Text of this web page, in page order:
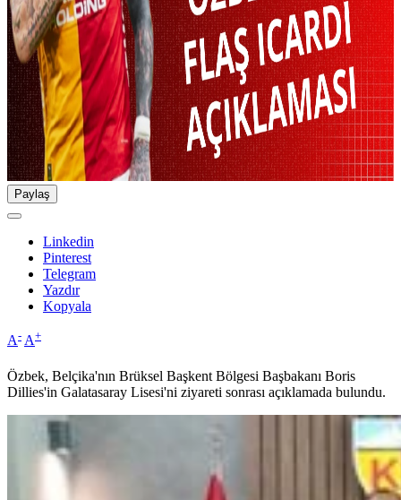
Paylaş
Linkedin
Pinterest
Telegram
Yazdır
Kopyala
A- A+
Özbek, Belçika'nın Brüksel Başkent Bölgesi Başbakanı Boris
Dillies'in Galatasaray Lisesi'ni ziyareti sonrası açıklamada bulundu.